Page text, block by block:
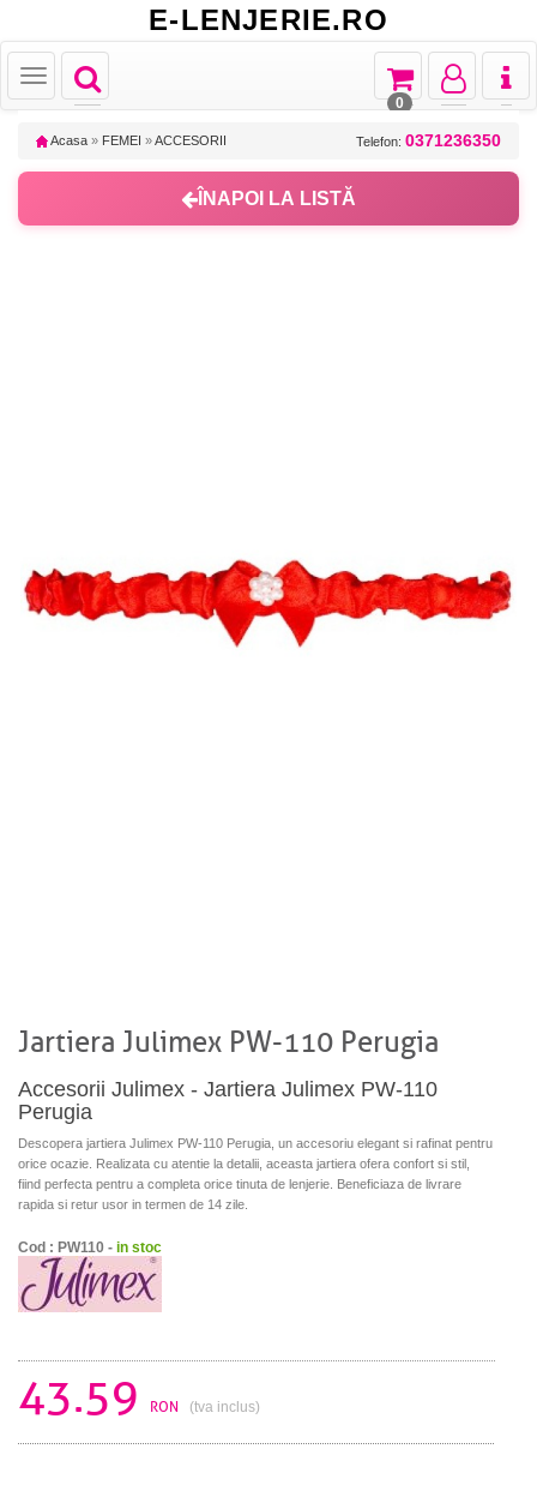
E-LENJERIE.RO
Toggle
navigation
Toggle
Toggle
navigation
Toggle
navigation
Toggle
navigation
0
Acasa » FEMEI »ACCESORII Telefon: 0371236350
ÎNAPOI LA LISTĂ
Jartiera Julimex PW-110 Perugia
Accesorii Julimex - Jartiera Julimex PW-110
Perugia
Descopera jartiera Julimex PW-110 Perugia, un accesoriu elegant si rafinat pentru
orice ocazie. Realizata cu atentie la detalii, aceasta jartiera ofera confort si stil,
fiind perfecta pentru a completa orice tinuta de lenjerie. Beneficiaza de livrare
rapida si retur usor in termen de 14 zile.
Cod : PW110 - in stoc
43.59 RON (tva inclus)